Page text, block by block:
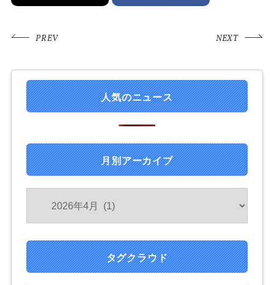
NEXT
PREV
人気のニュース
月別アーカイブ
タグクラウド